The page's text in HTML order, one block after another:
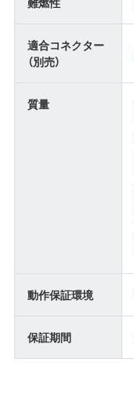
適合コネクター
（別売）
質量
動作保証環境
保証期間